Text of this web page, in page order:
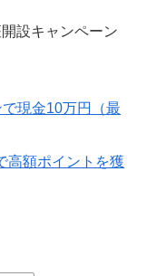
設キャンペーン
現金10万円（最
高額ポイントを獲